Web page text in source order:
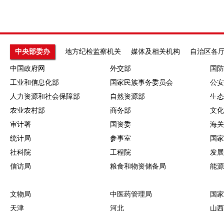
中央部委办 地方纪检监察机关 媒体及相关机构 自治区各
中国政府网 外交部
国
工业和信息化部
国家民族事务委员会
公
人力资源和社会保障部
自然资源部
生
农业农村部
商务部
文
审计署
国资委
海
统计局
参事室
国
社科院
工程院
发
信访局
粮食和物资储备局 能
文物局 中医药管理局
国
天津
河北
山西